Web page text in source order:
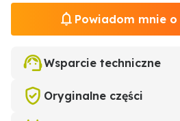
Powiadom mnie
Wsparcie techniczne
Oryginalne części